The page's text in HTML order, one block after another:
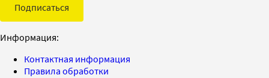
Подписаться
Информация:
Контактная информация
Правила обработки